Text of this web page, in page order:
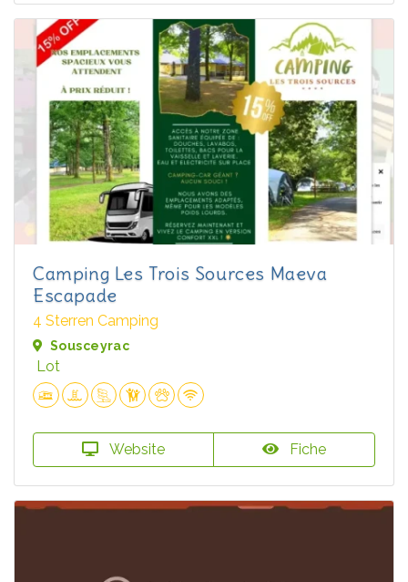
Camping Les Trois Sources Maeva
Escapade
4 Sterren Camping
Sousceyrac
Lot
Website Fiche